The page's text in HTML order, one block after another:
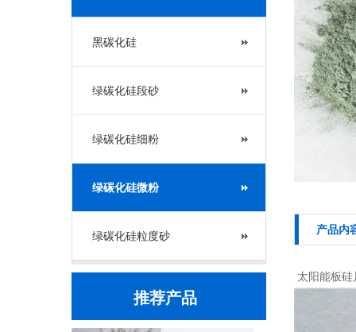
黑碳化硅
绿碳化硅段砂
绿碳化硅细粉
绿碳化硅微粉
绿碳化硅粒度砂
推荐产品
产品内
太阳能板